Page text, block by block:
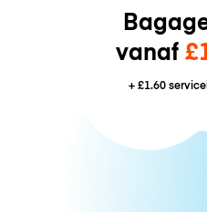
vanaf
+£1.60